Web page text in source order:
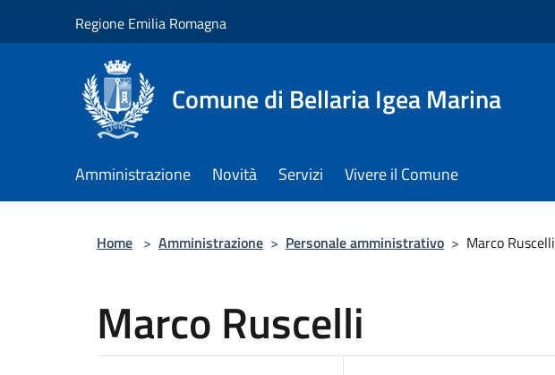
Regione Emilia Romagna
Comune di Bellaria Igea Marina
Amministrazione Novità Servizi Vivere il Comune
Home > Amministrazione > Personale amministrativo > Marco Ruscelli
Marco Ruscelli